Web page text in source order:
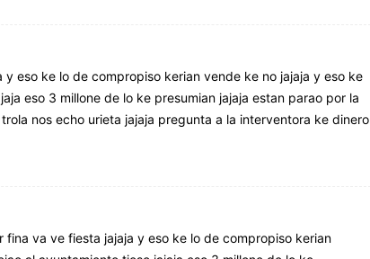
y eso ke lo de compropiso kerian vende ke no jajaja y eso ke
eso 3 millone de lo ke presumian jajaja estan parao por la
nos echo urieta jajaja pregunta a la interventora ke dinero
fina va ve fiesta jajaja y eso ke lo de compropiso kerian